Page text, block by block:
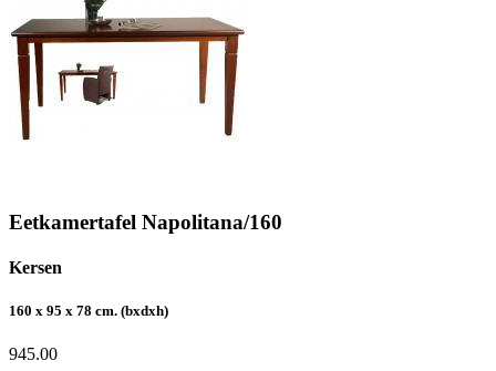
Eetkamertafel Napolitana/160
Kersen
160 x 95 x 78 cm. (bxdxh)
945.00